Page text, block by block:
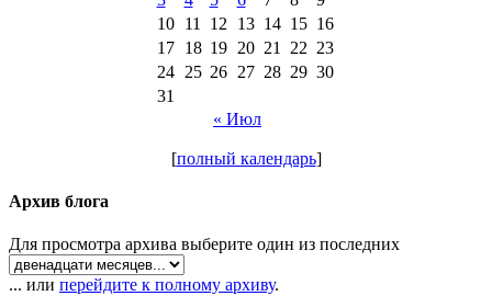
10
11 12 13 14 15 16
17
18 19 20 21 22 23
24
25 26 27 28 29 30
31
« Июл
[полный календарь]
Архив блога
Для просмотра архива выберите один из последних
... или перейдите к полному архиву.